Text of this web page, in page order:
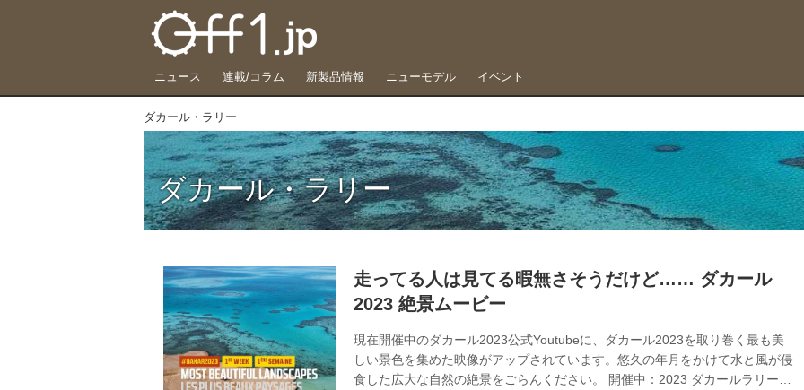
ニュース 連載/コラム 新製品情報 ニューモデル イベント
ダカール・ラリー
ダカール・ラリー
走ってる人は見てる暇無さそうだけど…… ダカール
2023 絶景ムービー
現在開催中のダカール2023公式Youtubeに、ダカール2023を取り巻く最も美
しい景色を集めた映像がアップされています。悠久の年月をかけて水と風が侵
食した広大な自然の絶景をごらんください。 開催中：2023 ダカールラリー